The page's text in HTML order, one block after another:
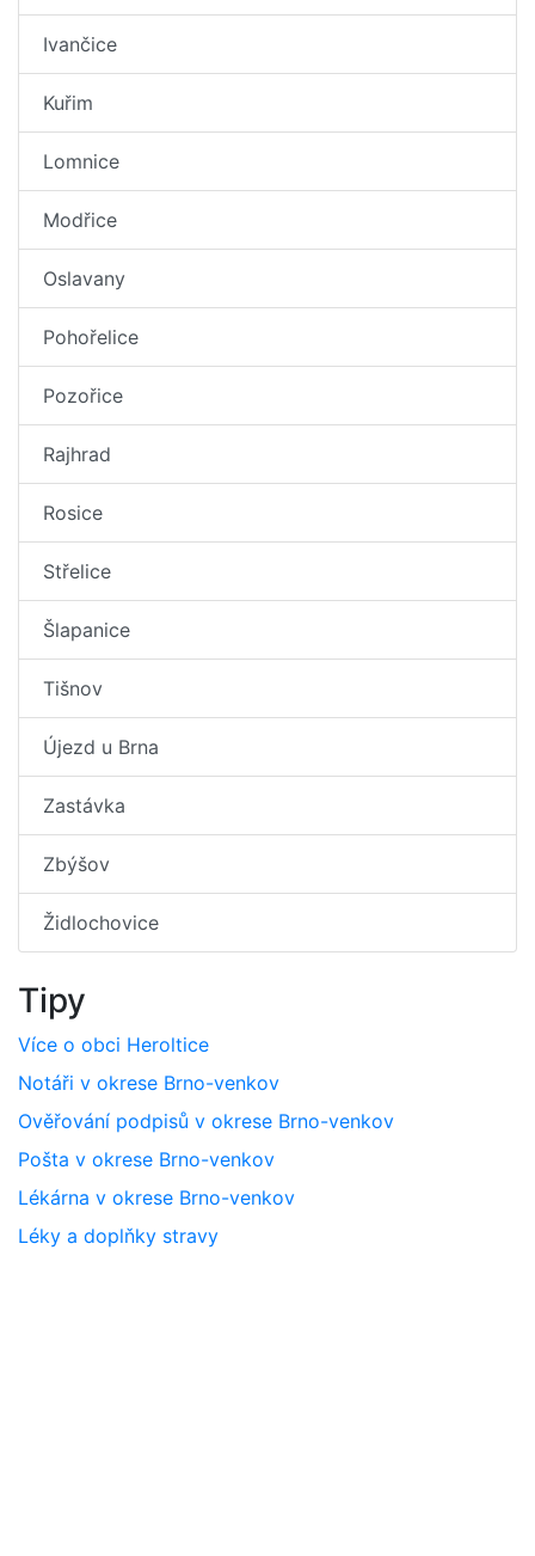
Ivančice
Kuřim
Lomnice
Modřice
Oslavany
Pohořelice
Pozořice
Rajhrad
Rosice
Střelice
Šlapanice
Tišnov
Újezd u Brna
Zastávka
Zbýšov
Židlochovice
Tipy
Více o obci Heroltice
Notáři v okrese Brno-venkov
Ověřování podpisů v okrese Brno-venkov
Pošta v okrese Brno-venkov
Lékárna v okrese Brno-venkov
Léky a doplňky stravy